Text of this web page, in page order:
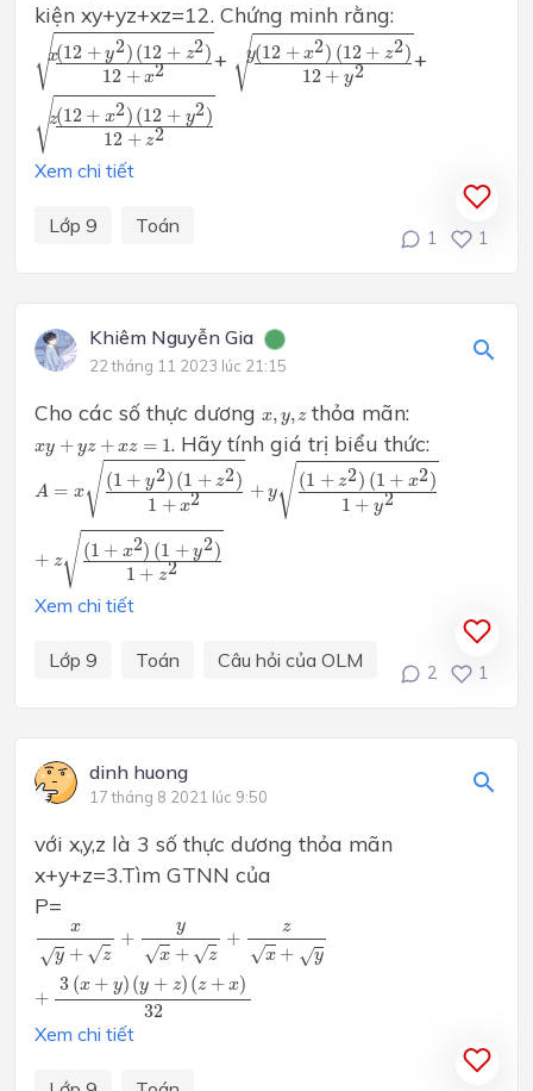
kiện xy+yz+xz=12. Chứng minh rằng:
x
√(12 + y2) (12 + z2)
12 + x2
12+y2)(12+z2)12+x
+ y
√(12 + x2) (12 + z2)
12 + y2
12+x2)(12+z2)12+y
+
z
√(12 + x2) (12 + y2)
12 + z2
12+x2)(12+y2)12+z z
Xem chi tiết
Lớp 9 Toán
1 1
Khiêm Nguyễn Gia
22 tháng 11 2023 lúc 21:15
Cho các số thực dương x, y, z
x y,z thỏa mãn:
xy + yz + xz = 1
xy + z+ x z=1 . Hãy tính giá trị biểu thức:
A = x√ (1 + y2) (1 + z2)
1 + x2 + y√ (1 + z2) (1 + x2)
1 + y2
+ z√(1 + x2) (1 + y2)
1 + z2
A= x 1+ y2)(1+z2)1+x2+y(1+z2)(1+x2)1+y2+z
Xem chi tiết
Lớp 9 Toán Câu hỏi của OLM
2 1
dinh huong
17 tháng 8 2021 lúc 9:50
với x,y,z là 3 số thực dương thỏa mãn
x+y+z=3.Tìm GTNN của
P=
x
√y + √z
+
y
√x + √z
+
z
√x + √y
+
3 (x + y) (y + z) (z + x)
32
x z+ +y +z
Xem chi tiết